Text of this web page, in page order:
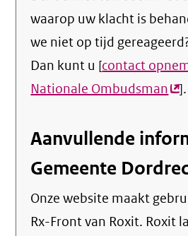
waarop uw klacht is
we niet op tijd
Dan kunt u [contact
Nationale Ombudsman
].
Aanvullende
Gemeente
Onze website maakt
Rx-Front van Roxit. Roxit